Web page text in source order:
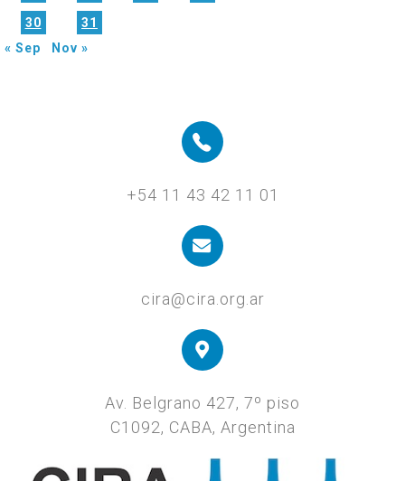
30
31
« Sep
Nov »
+54 11 43 42 11 01
cira@cira.org.ar
Av. Belgrano 427, 7º piso
C1092, CABA, Argentina